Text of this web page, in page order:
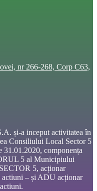
nr 266-268, Corp C63,
și-a inceput activitatea în
Consiliului Local Sector 5
31.01.2020, componența
5 al Municipiului
5, acționar
actiuni – și ADU acționar